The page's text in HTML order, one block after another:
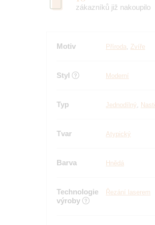
zákazníků již nakoupilo
Motiv Příroda, Zvíře
Styl Moderní
Typ Jednodílný,
Tvar Atypický
Barva Hnědá
Technologie
výroby
Řezání laserem